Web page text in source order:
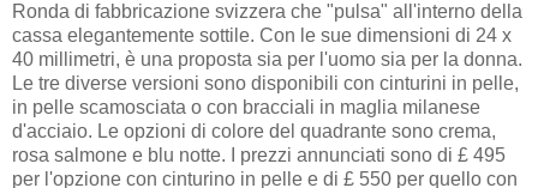
Ronda di fabbricazione svizzera che "pulsa" all'interno della
cassa elegantemente sottile. Con le sue dimensioni di 24 x
40 millimetri, è una proposta sia per l'uomo sia per la donna.
Le tre diverse versioni sono disponibili con cinturini in pelle,
in pelle scamosciata o con bracciali in maglia milanese
d'acciaio. Le opzioni di colore del quadrante sono crema,
rosa salmone e blu notte. I prezzi annunciati sono di £ 495
per l'opzione con cinturino in pelle e di £ 550 per quello con